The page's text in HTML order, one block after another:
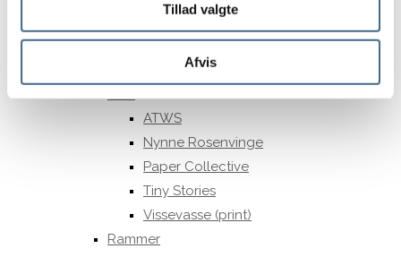
Tillad valgte
Afvis
Tæpper og plaider
Viskestykker og grydelapper
ATWS
Nynne Rosenvinge
Paper Collective
Tiny Stories
Vissevasse (print)
Rammer